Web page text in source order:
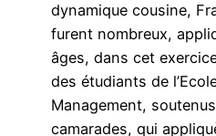
dynamique cousine,
furent nombreux,
âges, dans cet
des étudiants de
Management,
camarades, qui